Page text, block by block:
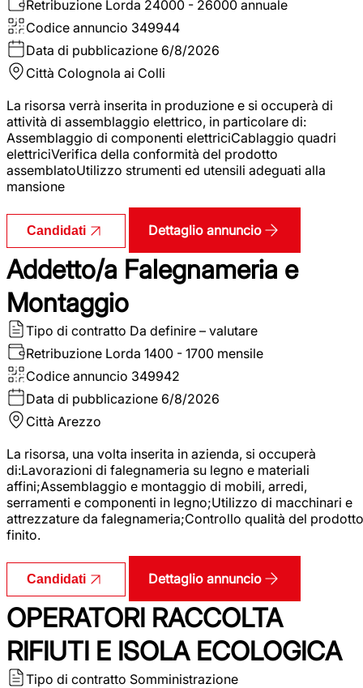
Retribuzione Lorda 24000 - 26000 annuale
Codice annuncio 349944
Data di pubblicazione 6/8/2026
Città Colognola ai Colli
La risorsa verrà inserita in produzione e si occuperà di
attività di assemblaggio elettrico, in particolare di:
Assemblaggio di componenti elettriciCablaggio quadri
elettriciVerifica della conformità del prodotto
assemblatoUtilizzo strumenti ed utensili adeguati alla
mansione
Candidati Dettaglio annuncio
Addetto/a Falegnameria e
Montaggio
Tipo di contratto Da definire – valutare
Retribuzione Lorda 1400 - 1700 mensile
Codice annuncio 349942
Data di pubblicazione 6/8/2026
Città Arezzo
La risorsa, una volta inserita in azienda, si occuperà
di:Lavorazioni di falegnameria su legno e materiali
affini;Assemblaggio e montaggio di mobili, arredi,
serramenti e componenti in legno;Utilizzo di macchinari e
attrezzature da falegnameria;Controllo qualità del prodotto
finito.
Candidati Dettaglio annuncio
OPERATORI RACCOLTA
RIFIUTI E ISOLA ECOLOGICA
Tipo di contratto Somministrazione